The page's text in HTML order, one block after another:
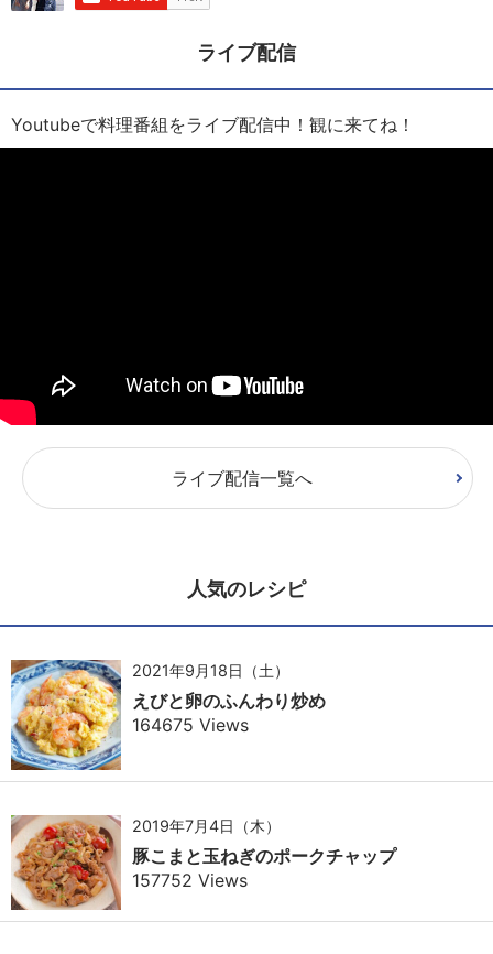
ライブ配信
Youtubeで料理番組をライブ配信中！観に来てね！
ライブ配信一覧へ
人気のレシピ
2021年9月18日（土）
えびと卵のふんわり炒め
164675 Views
2019年7月4日（木）
豚こまと玉ねぎのポークチャップ
157752 Views